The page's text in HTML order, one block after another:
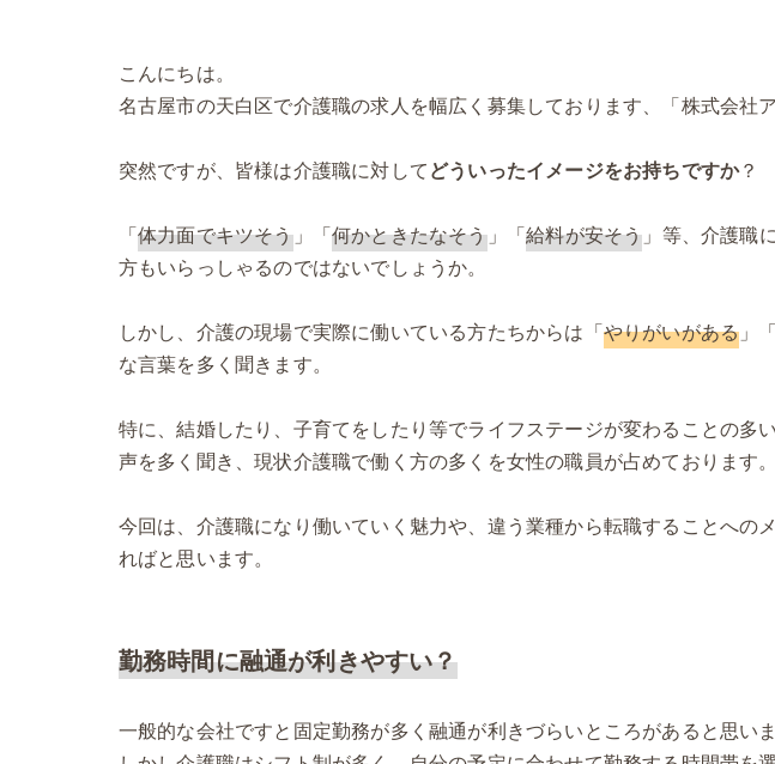
こんにちは。
名古屋市の天白区で介護職の求人を幅広く募集しております、「株式会社
突然ですが、皆様は介護職に対してどういったイメージをお持ちですか？
「体力面でキツそう」「何かときたなそう」「給料が安そう」等、介護職
方もいらっしゃるのではないでしょうか。
しかし、介護の現場で実際に働いている方たちからは「やりがいがある」「
な言葉を多く聞きます。
特に、結婚したり、子育てをしたり等でライフステージが変わることの多
声を多く聞き、現状介護職で働く方の多くを女性の職員が占めております。
今回は、介護職になり働いていく魅力や、違う業種から転職することへの
ればと思います。
勤務時間に融通が利きやすい？
一般的な会社ですと固定勤務が多く融通が利きづらいところがあると思いま